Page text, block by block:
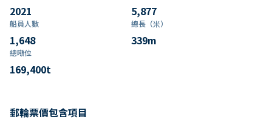
2021 5,877
船員人數
1,648
總長（米）
339m
總噸位
169,400t
郵輪票價包含項目